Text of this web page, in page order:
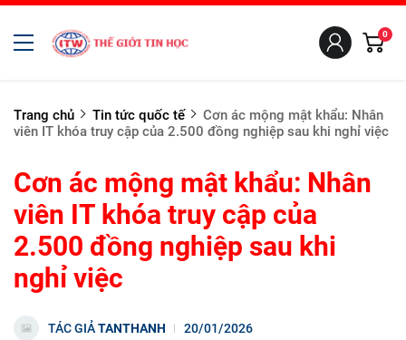
0
Trang chủ Tin tức quốc tế
Cơn ác mộng mật khẩu: Nhân
viên IT khóa truy cập của 2.500 đồng nghiệp sau khi nghỉ việc
Cơn ác mộng mật khẩu: Nhân
viên IT khóa truy cập của
2.500 đồng nghiệp sau khi
nghỉ việc
TÁC GIẢTANTHANH 20/01/2026